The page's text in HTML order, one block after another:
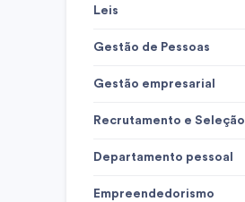
Leis
Gestão de Pessoas
Gestão empresarial
Recrutamento e Seleção
Departamento pessoal
Empreendedorismo